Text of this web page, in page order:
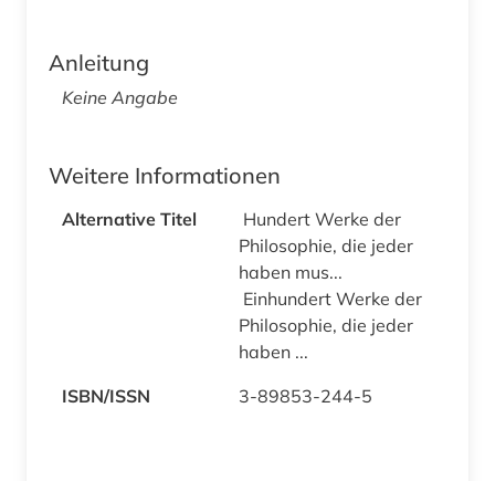
Anleitung
Keine Angabe
Weitere Informationen
Alternative Titel
Hundert Werke der
Philosophie, die jeder
haben mus...
Einhundert Werke der
Philosophie, die jeder
haben ...
ISBN/ISSN
3-89853-244-5